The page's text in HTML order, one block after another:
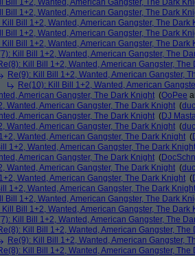
Bill 1+2, Wanted, American Gangster, The Dark
Bill 1+2, Wanted, American Gangster, The Dark
Kill Bill 1+2, Wanted, American Gangster, The Dark
Bill 1+2, Wanted, American Gangster, The Dark
Kill Bill 1+2, Wanted, American Gangster, The Dark
Kill Bill 1+2, Wanted, American Gangster, The
Kill Bill 1+2, Wanted, American Gangster, The
Re(9): Kill Bill 1+2, Wanted, American Gangster,
Re(10): Kill Bill 1+2, Wanted, American
American Gangster, The Dark Knight (OoPee
Wanted, American Gangster, The Dark Knight (
American Gangster, The Dark Knight (DJ
Wanted, American Gangster, The Dark Knight (
Wanted, American Gangster, The Dark Knight (
1+2, Wanted, American Gangster, The Dark Knight
American Gangster, The Dark Knight (
Wanted, American Gangster, The Dark Knight (
Wanted, American Gangster, The Dark Knight (
1+2, Wanted, American Gangster, The Dark Knight
Bill 1+2, Wanted, American Gangster, The Dark
Kill Bill 1+2, Wanted, American Gangster, The Dark
Kill Bill 1+2, Wanted, American Gangster, The
Kill Bill 1+2, Wanted, American Gangster, The
Re(9): Kill Bill 1+2, Wanted, American Gangster,
Kill Bill 1+2, Wanted, American Gangster, The